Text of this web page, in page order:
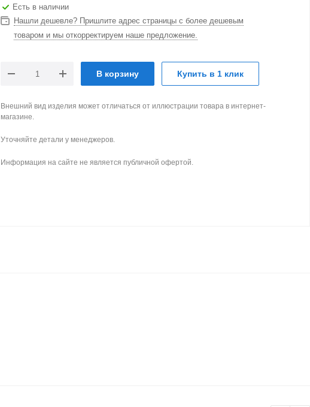
Есть в наличии
Нашли дешевле? Пришлите адрес страницы с более дешевым
товаром и мы откорректируем наше предложение.
В корзину Купить в 1 клик
Внешний вид изделия может отличаться от иллюстрации товара в интернет-
магазине.
Уточняйте детали у менеджеров.
Информация на сайте не является публичной офертой.